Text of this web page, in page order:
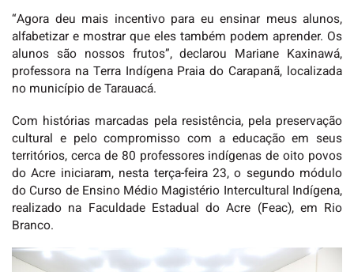
“Agora deu mais incentivo para eu ensinar meus alunos,
alfabetizar e mostrar que eles também podem aprender. Os
alunos são nossos frutos”, declarou Mariane Kaxinawá,
professora na Terra Indígena Praia do Carapanã, localizada
no município de Tarauacá.
Com histórias marcadas pela resistência, pela preservação
cultural e pelo compromisso com a educação em seus
territórios, cerca de 80 professores indígenas de oito povos
do Acre iniciaram, nesta terça-feira 23, o segundo módulo
do Curso de Ensino Médio Magistério Intercultural Indígena,
realizado na Faculdade Estadual do Acre (Feac), em Rio
Branco.